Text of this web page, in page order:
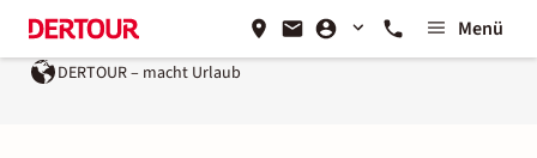
Menü
DERTOUR – macht Urlaub